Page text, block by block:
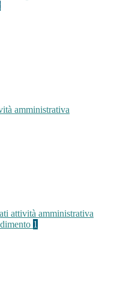
amministrativa
attività amministrativa
1